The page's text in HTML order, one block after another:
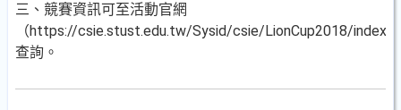
三、競賽資訊可至活動官網
（https://csie.stust.edu.tw/Sysid/csie/LionCup2018/
查詢。